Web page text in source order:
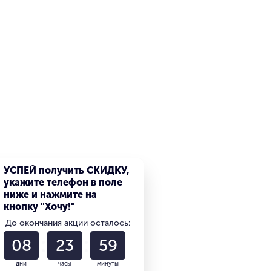
УСПЕЙ получить СКИДКУ,
укажите телефон в поле
ниже и нажмите на
кнопку "Хочу!"
До окончания акции осталось:
08
дни
23
часы
59
минуты